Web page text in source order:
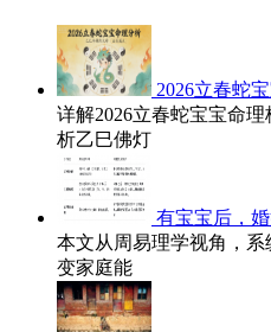
2026立春蛇
详解2026立春蛇宝宝命
析乙巳佛灯
有宝宝后，
本文从周易理学视角，
变家庭能